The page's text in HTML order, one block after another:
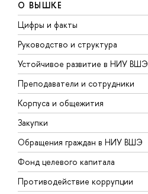
О ВЫШКЕ
Цифры и факты
Руководство и структура
Устойчивое развитие в НИУ ВШЭ
Преподаватели и сотрудники
Корпуса и общежития
Закупки
Обращения граждан в НИУ ВШЭ
Фонд целевого капитала
Противодействие коррупции